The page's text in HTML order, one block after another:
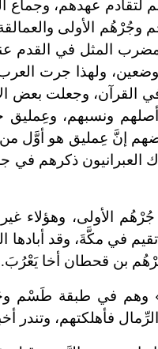
لتقادم عهدهم،
الأولى
المثل في القدم
ولهذا جرت
وجعلت بعض
أصلهم ونسبهم،
إنَّ عِمليق هو أوَّل
العبرانيون ذكرهم في
الأولى، وهؤلاء
تقيم في مكَّةَ، وقد
بن قحطان أخا يَعْرُبَ.
وهم في طبقة طَسْم
فأهلكتهم، وتندر